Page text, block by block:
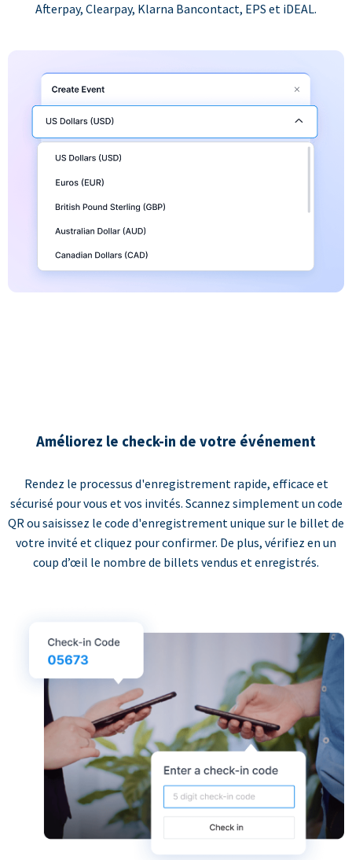
Afterpay, Clearpay, Klarna Bancontact, EPS et iDEAL.
Améliorez le check-in de votre événement
Rendez le processus d'enregistrement rapide, efficace et
sécurisé pour vous et vos invités. Scannez simplement un code
QR ou saisissez le code d'enregistrement unique sur le billet de
votre invité et cliquez pour confirmer. De plus, vérifiez en un
coup d’œil le nombre de billets vendus et enregistrés.